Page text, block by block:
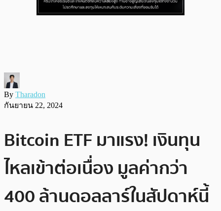
By Tharadon
กันยายน 22, 2024
Bitcoin ETF มาแรง! เงินทุน
ไหลเข้าต่อเนื่อง มูลค่ากว่า
400 ล้านดอลลาร์ในสัปดาห์นี้